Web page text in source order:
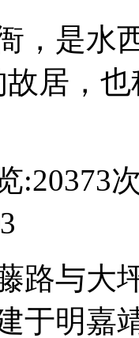
，是水
居，也
:20373
路与大
于明嘉